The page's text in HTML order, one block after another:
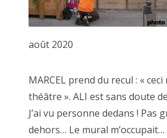
août 2020
MARCEL prend du recul : « ceci
théâtre ». ALI est sans doute
J’ai vu personne dedans ! Pas
dehors… Le mural m’occupait…